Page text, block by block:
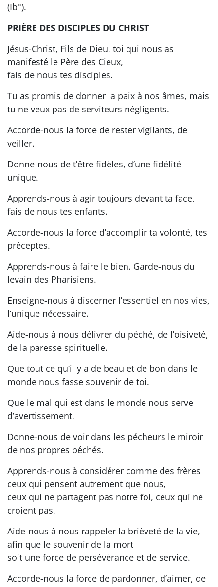
(Ib°).
PRIÈRE DES DISCIPLES DU CHRIST
Jésus-Christ, Fils de Dieu, toi qui nous as
manifesté le Père des Cieux,
fais de nous tes disciples.
Tu as promis de donner la paix à nos âmes, mais
tu ne veux pas de serviteurs négligents.
Accorde-nous la force de rester vigilants, de
veiller.
Donne-nous de t’être fidèles, d’une fidélité
unique.
Apprends-nous à agir toujours devant ta face,
fais de nous tes enfants.
Accorde-nous la force d’accomplir ta volonté, tes
préceptes.
Apprends-nous à faire le bien. Garde-nous du
levain des Pharisiens.
Enseigne-nous à discerner l’essentiel en nos vies,
l’unique nécessaire.
Aide-nous à nous délivrer du péché, de l’oisiveté,
de la paresse spirituelle.
Que tout ce qu’il y a de beau et de bon dans le
monde nous fasse souvenir de toi.
Que le mal qui est dans le monde nous serve
d’avertissement.
Donne-nous de voir dans les pécheurs le miroir
de nos propres péchés.
Apprends-nous à considérer comme des frères
ceux qui pensent autrement que nous,
ceux qui ne partagent pas notre foi, ceux qui ne
croient pas.
Aide-nous à nous rappeler la brièveté de la vie,
afin que le souvenir de la mort
soit une force de persévérance et de service.
Accorde-nous la force de pardonner, d’aimer, de